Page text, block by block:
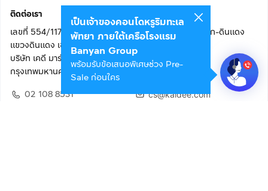
ติดต่อเรา
เลขที่ 554/117 อาคารสกายไนน์ เซ็นเตอร์ ชั้น 22 ถนนอโศก-ดินแดง
แขวงดินแดง เขตดินแดง
บริษัท เคดี มาร์เก็ตเพลส จำกัด (สำนักงานใหญ่)
กรุงเทพมหานคร 10400
02 108 8531
cs@kaidee.com
เป็นเจ้าของคอนโดหรูริมทะเล
พัทยา ภายใต้เครือโรงแรม
Banyan Group
พร้อมรับข้อเสนอพิเศษช่วง Pre-
Sale ก่อนใคร